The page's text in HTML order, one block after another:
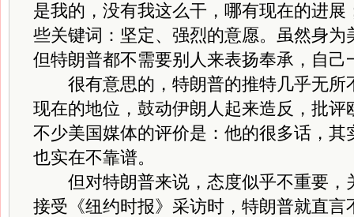
是我的，没有我这么干，哪有现在的进展
些关键词：坚定、强烈的意愿。虽然身为
但特朗普都不需要别人来表扬奉承，自己
很有意思的，特朗普的推特几乎无所
现在的地位，鼓动伊朗人起来造反，批
不少美国媒体的评价是：他的很多话，其
也实在不靠谱。
但对特朗普来说，态度似乎不重要，
接受《纽约时报》采访时，特朗普就直言